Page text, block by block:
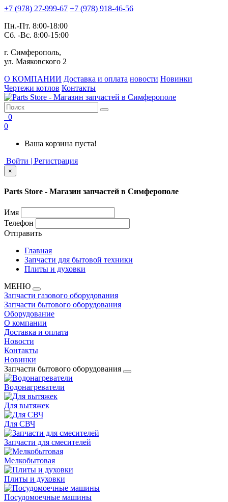
+7 (978) 27-999-67 +7 (978) 918-46-56
Пн.-Пт. 8:00-18:00
Сб. -Вс. 8:00-15:00
г. Симферополь,
ул. Маяковского 2
О КОМПАНИИ Доставка и оплата новости Новинки
Чертежи котлов Контакты
0
0
Ваша корзина пуста!
Войти | Регистрация
×
Parts Store - Магазин запчастей в Симферополе
Имя
Телефон
Отправить
Главная
Запчасти для бытовой техники
Плиты и духовки
МЕНЮ
Запчасти газового оборудования
Запчасти бытового оборудования
Оборудование
О компании
Доставка и оплата
Новости
Контакты
Новинки
Запчасти бытового оборудования
Водонагреватели
Для вытяжек
Для СВЧ
Запчасти для смесителей
Мелкобытовая
Плиты и духовки
Посудомоечные машины